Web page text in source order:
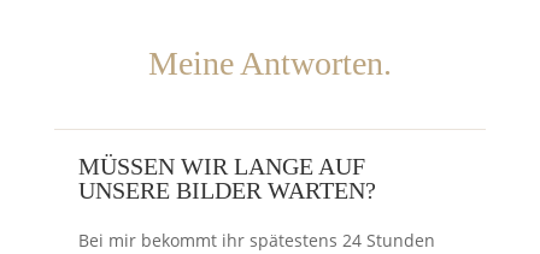
Meine Antworten.
MÜSSEN WIR LANGE AUF
UNSERE BILDER WARTEN?
Bei mir bekommt ihr spätestens 24 Stunden